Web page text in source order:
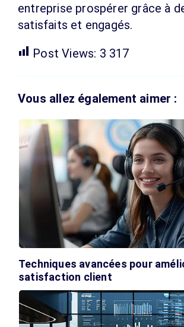
entreprise prospérer grâce à
satisfaits et engagés.
Post Views: 3 317
Vous allez également aimer :
Techniques avancées pour
satisfaction client